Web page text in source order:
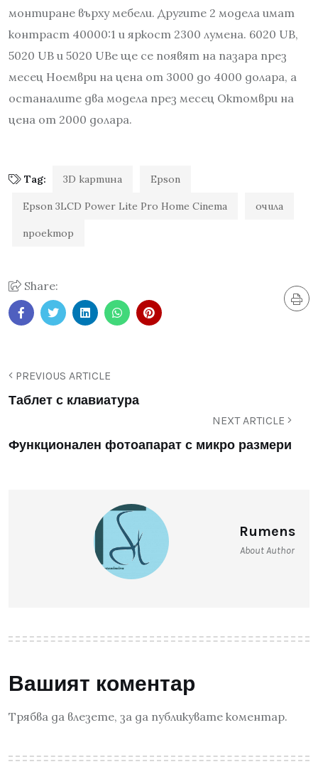
монтиране върху мебели. Другите 2 модела имат
контраст 40000:1 и яркост 2300 лумена. 6020 UB,
5020 UB и 5020 UBe ще се появят на пазара през
месец Ноември на цена от 3000 до 4000 долара, а
останалите два модела през месец Октомври на
цена от 2000 долара.
Tag: 3D картина Epson
Epson 3LCD Power Lite Pro Home Cinema очила
проектор
Share:
PREVIOUS ARTICLE
Таблет с клавиатура
NEXT ARTICLE
Функционален фотоапарат с микро размери
Rumens
About Author
Вашият коментар
Трябва да влезете, за да публикувате коментар.